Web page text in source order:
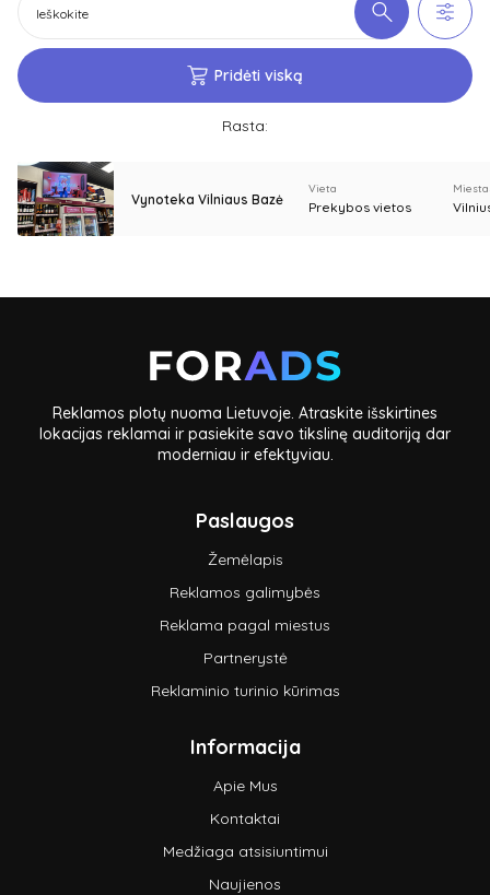
Pridėti viską
Rasta:
Vynoteka Vilniaus Bazė
Vieta
Prekybos vietos
Reklamos plotų nuoma Lietuvoje. Atraskite išskirtines
lokacijas reklamai ir pasiekite savo tikslinę auditoriją dar
moderniau ir efektyviau.
Paslaugos
Žemėlapis
Reklamos galimybės
Reklama pagal miestus
Partnerystė
Reklaminio turinio kūrimas
Informacija
Apie Mus
Kontaktai
Medžiaga atsisiuntimui
Naujienos